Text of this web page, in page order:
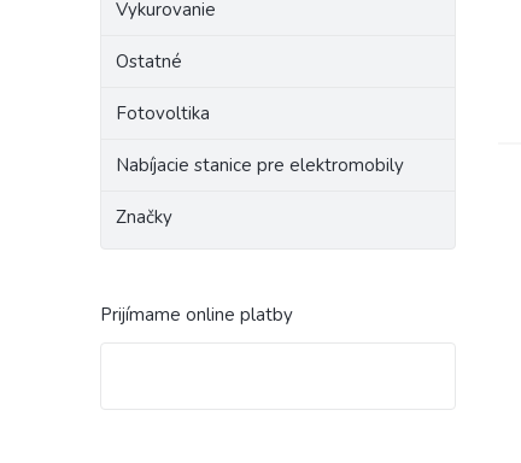
Vykurovanie
Ostatné
Fotovoltika
Nabíjacie stanice pre elektromobily
Značky
Prijímame online platby